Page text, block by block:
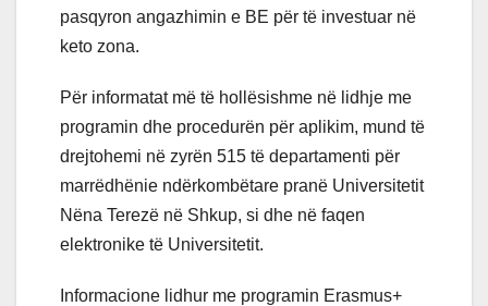
pasqyron angazhimin e BE për të investuar në
keto zona.
Për informatat më të hollësishme në lidhje me
programin dhe procedurën për aplikim, mund të
drejtohemi në zyrën 515 të departamenti për
marrëdhënie ndërkombëtare pranë Universitetit
Nëna Terezë në Shkup, si dhe në faqen
elektronike të Universitetit.
Informacione lidhur me programin Erasmus+